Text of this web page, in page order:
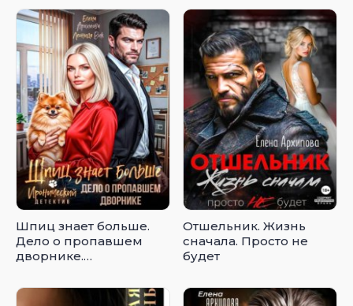
Шпиц знает больше.
Дело о пропавшем
дворнике.
Отшельник. Жизнь
сначала. Просто не
будет